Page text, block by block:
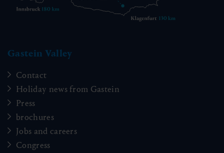
Gastein Valley
Contact
Holiday news from Gastein
Press
brochures
Jobs and careers
Congress